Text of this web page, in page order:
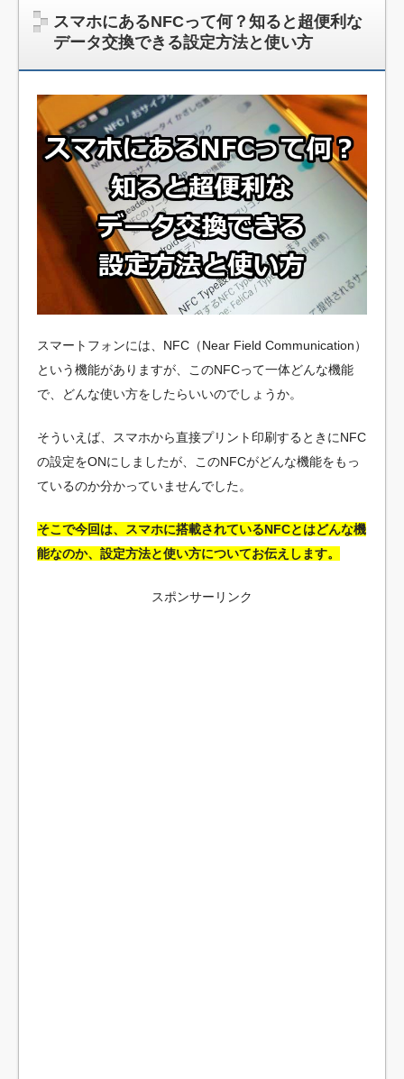
スマホにあるNFCって何？知ると超便利な
データ交換できる設定方法と使い方
スマートフォンには、NFC（Near Field Communication）
という機能がありますが、このNFCって一体どんな機能
で、どんな使い方をしたらいいのでしょうか。
そういえば、スマホから直接プリント印刷するときにNFC
の設定をONにしましたが、このNFCがどんな機能をもっ
ているのか分かっていませんでした。
そこで今回は、スマホに搭載されているNFCとはどんな機
能なのか、設定方法と使い方についてお伝えします。
スポンサーリンク